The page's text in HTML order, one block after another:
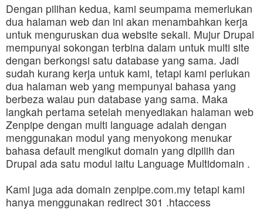
Dengan pilihan kedua, kami seumpama memerlukan
dua halaman web dan ini akan menambahkan kerja
untuk menguruskan dua website sekali. Mujur Drupal
mempunyai sokongan terbina dalam untuk multi site
dengan berkongsi satu database yang sama. Jadi
sudah kurang kerja untuk kami, tetapi kami perlukan
dua halaman web yang mempunyai bahasa yang
berbeza walau pun database yang sama. Maka
langkah pertama setelah menyediakan halaman web
Zenpipe dengan multi language adalah dengan
menggunakan modul yang menyokong menukar
bahasa default mengikut domain yang dipilih dan
Drupal ada satu modul iaitu Language Multidomain .
Kami juga ada domain zenpipe.com.my tetapi kami
hanya menggunakan redirect 301 .htaccess